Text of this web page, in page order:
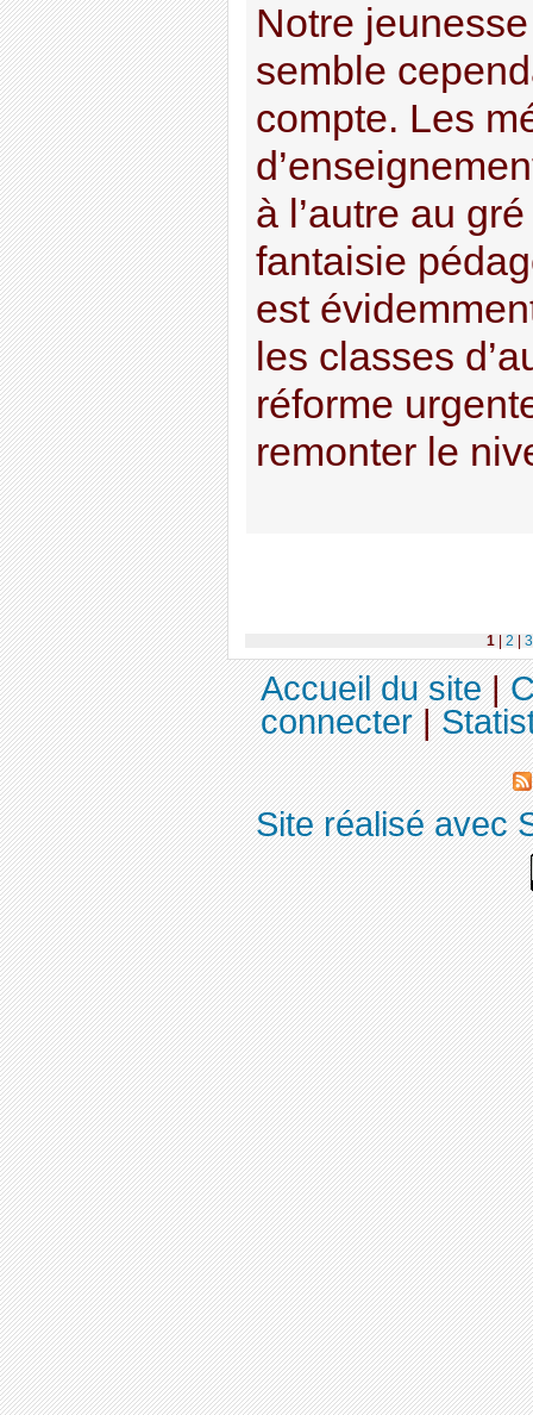
Notre
semble
compte. Les
à l’autre au
fantaisie
est
les classes
réforme
remonter le
1| 2 3
Accueil du site|
connecter|
Site réalisé avec